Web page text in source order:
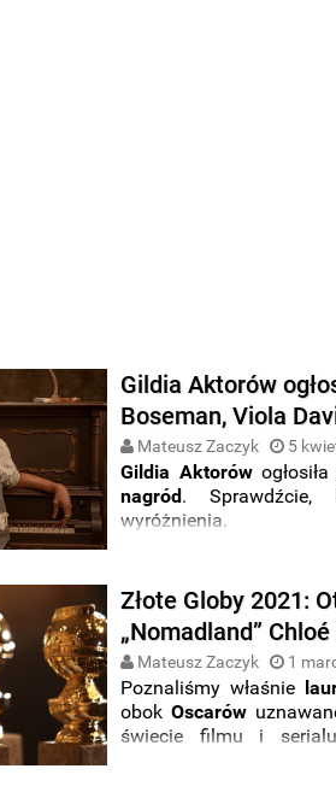
Gildia Aktorów
Boseman, Viola
Mateusz Zaczyk 5
Gildia Aktorów
nagród . Sprawdźcie,
wyróżnienia.
Złote Globy 2021:
„Nomadland”
Mateusz Zaczyk 1
Poznaliśmy właśnie
obok Oscarów
świecie filmu i